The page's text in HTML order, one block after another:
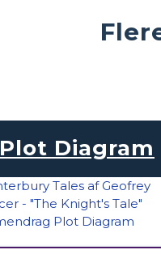
Plot Diagram